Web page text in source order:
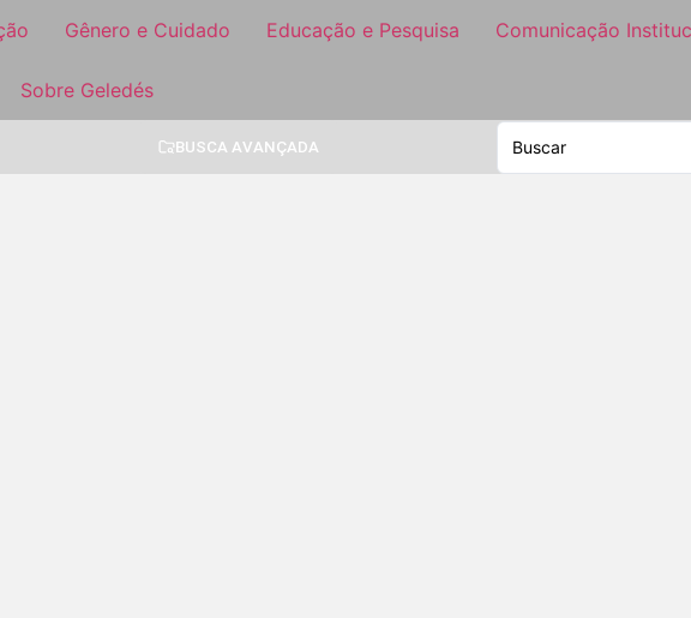
Gênero e Cuidado Educação e Pesquisa Comunicação
Sobre Geledés
BUSCA AVANÇADA